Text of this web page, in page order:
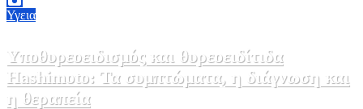
Υγεια
Υποθυρεοειδισμός και θυρεοειδίτιδα
Hashimoto: Τα συμπτώματα, η διάγνωση και
η θεραπεία